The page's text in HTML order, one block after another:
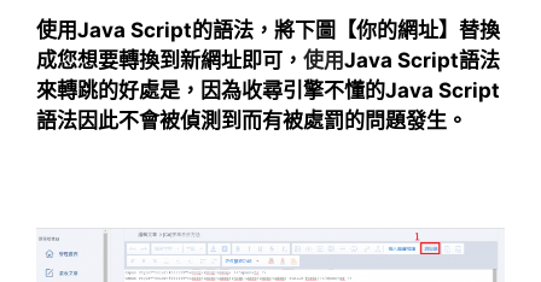
使用Java Script的語法，將下圖【你的網址】替換
成您想要轉換到新網址即可， 使用Java Script語法
來轉跳的好處是，因為收尋引擎不懂的Java Script
語法因此不會被偵測到而有被處罰的問題發生。